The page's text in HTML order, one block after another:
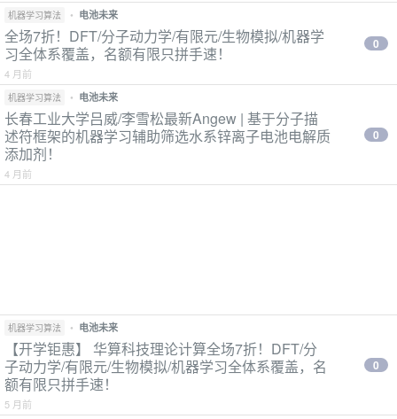
机器学习算法 • 电池未来
全场7折！DFT/分子动力学/有限元/生物模拟/机器学
习全体系覆盖，名额有限只拼手速！
4 月前
0
机器学习算法 • 电池未来
长春工业大学吕威/李雪松最新Angew | 基于分子描
述符框架的机器学习辅助筛选水系锌离子电池电解质
添加剂！
4 月前
0
机器学习算法 • 电池未来
【开学钜惠】 华算科技理论计算全场7折！DFT/分
子动力学/有限元/生物模拟/机器学习全体系覆盖，名
额有限只拼手速！
5 月前
0